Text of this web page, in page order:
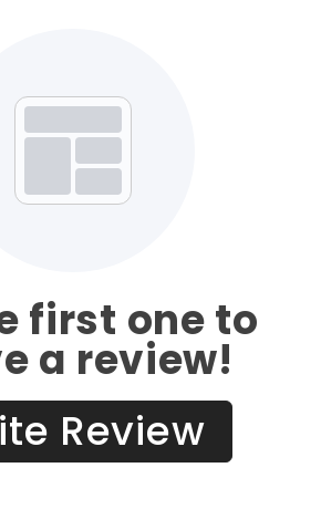
first one to
a review!
Review